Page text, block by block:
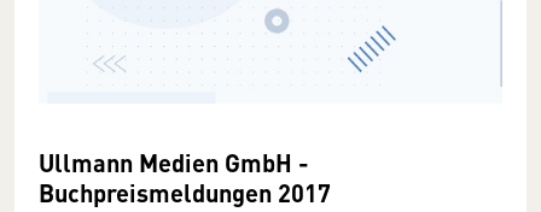
Ullmann Medien GmbH -
Buchpreismeldungen 2017